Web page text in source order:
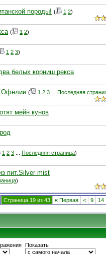
породы! ( 1 2)
( 1 2)
1 2 3)
белых корниш рекса
Офелии ( 1 2 3
Последняя
мейн кунов
1 2 3 Последняя страница)
пит.Silver mist
)
Страница 19 из 43 « Первая < 9 14
Показать